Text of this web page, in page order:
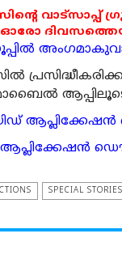
വാട്സാപ്പ്
ആപ്പിലൂടെ
ആപ്ലിക്കേഷന്‍
SPECIAL STORIES